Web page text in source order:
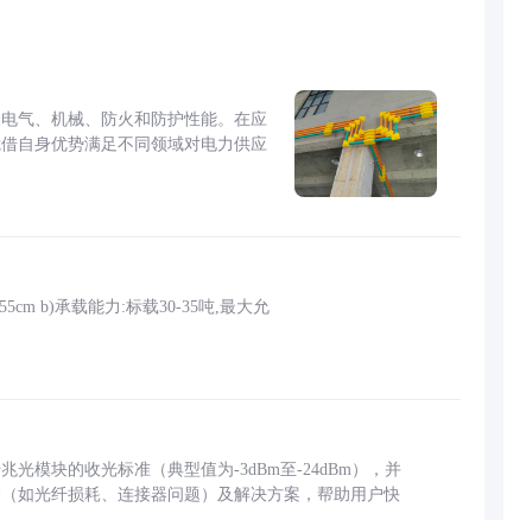
气、机械、防火和防护性能。在应
自身优势满足不同领域对电力供应
b)承载能力:标载30-35吨,最大允
光模块的收光标准（典型值为-3dBm至-24dBm），并
如光纤损耗、连接器问题）及解决方案，帮助用户快